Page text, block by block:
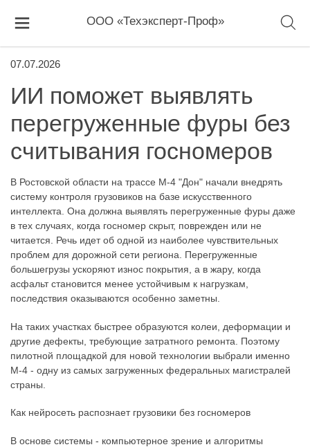
ООО «Техэксперт-Проф»
07.07.2026
ИИ поможет выявлять
перегруженные фуры без
считывания госномеров
В Ростовской области на трассе М-4 "Дон" начали внедрять
систему контроля грузовиков на базе искусственного
интеллекта. Она должна выявлять перегруженные фуры даже
в тех случаях, когда госномер скрыт, поврежден или не
читается. Речь идет об одной из наиболее чувствительных
проблем для дорожной сети региона. Перегруженные
большегрузы ускоряют износ покрытия, а в жару, когда
асфальт становится менее устойчивым к нагрузкам,
последствия оказываются особенно заметны.
На таких участках быстрее образуются колеи, деформации и
другие дефекты, требующие затратного ремонта. Поэтому
пилотной площадкой для новой технологии выбрали именно
М-4 - одну из самых загруженных федеральных магистралей
страны.
Как нейросеть распознает грузовики без госномеров
В основе системы - компьютерное зрение и алгоритмы